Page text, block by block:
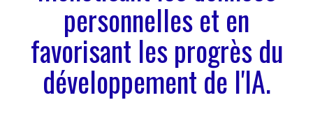
personnelles et en
favorisant les progrès du
développement de l'IA.